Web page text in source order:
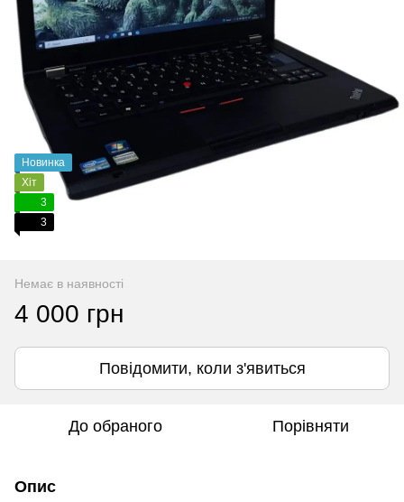
Новинка
Хіт
3
3
Немає в наявності
4 000 грн
Повідомити, коли з'явиться
До обраного Порівняти
Опис